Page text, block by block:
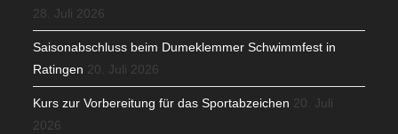
28. Juli 2026
Saisonabschluss beim Dumeklemmer Schwimmfest in
Ratingen 20. Juli 2026
Kurs zur Vorbereitung für das Sportabzeichen 20. Juli
2026